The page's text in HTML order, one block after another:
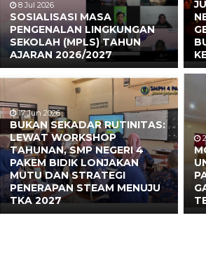
8 Jul 2026
SOSIALISASI MASA
PENGENALAN LINGKUNGAN
SEKOLAH (MPLS) TAHUN
AJARAN 2026/2027
17 Jun 2026
BUKAN SEKADAR RUTINITAS:
LEWAT WORKSHOP
TAHUNAN, SMP NEGERI 4
PAKEM BIDIK LONJAKAN
MUTU DAN STRATEGI
PENERAPAN STEAM MENUJU
TKA 2027